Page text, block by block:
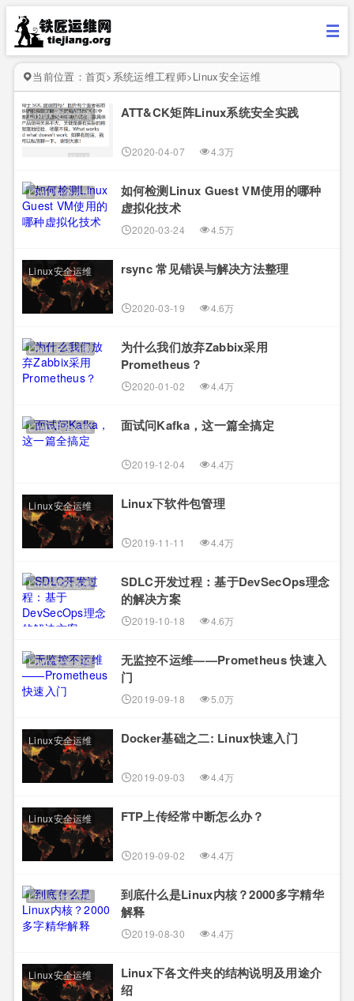
当前位置： 首页> 系统运维工程师>Linux安全运维
Linux安全运维 ATT&CK矩阵Linux系统安全实践
2020-04-07 4.3万
Linux安全运维
如何检测Linux Guest VM使用的哪种
虚拟化技术
2020-03-24 4.5万
Linux安全运维 rsync 常见错误与解决方法整理
2020-03-19 4.6万
Linux安全运维
为什么我们放弃Zabbix采用
Prometheus？
2020-01-02 4.4万
Linux安全运维 面试问Kafka，这一篇全搞定
2019-12-04 4.4万
Linux安全运维 Linux下软件包管理
2019-11-11 4.4万
Linux安全运维
SDLC开发过程：基于DevSecOps理念
的解决方案
2019-10-18 4.6万
Linux安全运维
无监控不运维——Prometheus 快速入
门
2019-09-18 5.0万
Linux安全运维 Docker基础之二: Linux快速入门
2019-09-03 4.4万
Linux安全运维 FTP上传经常中断怎么办？
2019-09-02 4.4万
Linux安全运维
到底什么是Linux内核？2000多字精华
解释
2019-08-30 4.4万
Linux安全运维
Linux下各文件夹的结构说明及用途介
绍